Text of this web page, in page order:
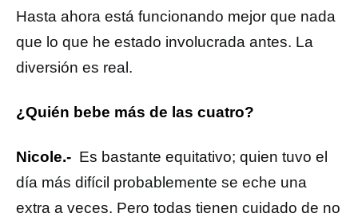
Hasta ahora está funcionando mejor que nada
que lo que he estado involucrada antes. La
diversión es real.
¿Quién bebe más de las cuatro?
Nicole.- Es bastante equitativo; quien tuvo el
día más difícil probablemente se eche una
extra a veces. Pero todas tienen cuidado de no